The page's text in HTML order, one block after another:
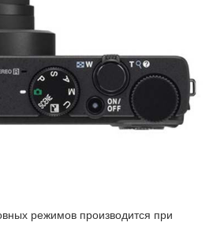
режимов производится при